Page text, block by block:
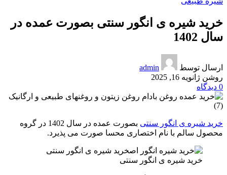
خرید شیره ی انگور سنتی بصورت عمده در
سال 1402
ارسال توسط
admin
روشن ژانویه 16, 2025
0 دیدگاه
خرید شیره ی انگور سنتی
بصورت عمده در سال 1402 در گروه
محصول سالم با نام اختصاری محسا صورت می پذیرد.
خرید شیره ی انگور سنتی